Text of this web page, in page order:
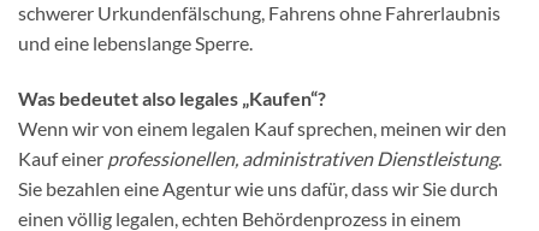
schwerer Urkundenfälschung, Fahrens ohne Fahrerlaubnis
und eine lebenslange Sperre.
Was bedeutet also legales „Kaufen“?
Wenn wir von einem legalen Kauf sprechen, meinen wir den
Kauf einer professionellen, administrativen Dienstleistung.
Sie bezahlen eine Agentur wie uns dafür, dass wir Sie durch
einen völlig legalen, echten Behördenprozess in einem